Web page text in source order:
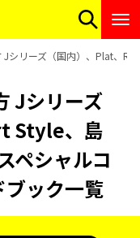
シリーズ（国内）、Plat、
Jシリーズ
Style、島
ペシャルコ
ック一覧